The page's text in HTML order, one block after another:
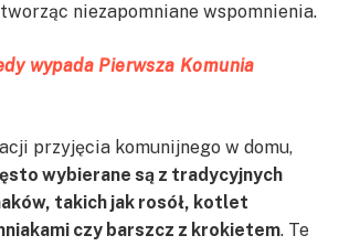
niezapomniane wspomnienia.
wypada Pierwsza Komunia
przyjęcia komunijnego w domu,
wybierane są z tradycyjnych
takich jak rosół, kotlet
czy barszcz z krokietem. Te